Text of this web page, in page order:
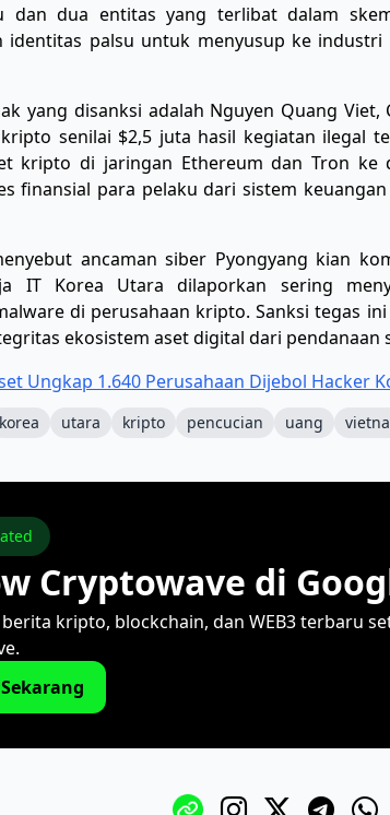
dan dua entitas yang terlibat dalam
identitas palsu untuk menyusup ke
yang disanksi adalah Nguyen Quang
senilai $2,5 juta hasil kegiatan ilegal
kripto di jaringan Ethereum dan Tron
finansial para pelaku dari sistem
ancaman siber Pyongyang kian
IT Korea Utara dilaporkan sering
di perusahaan kripto. Sanksi tegas
ekosistem aset digital dari pendanaan
Ungkap 1.640 Perusahaan Dijebol Hacker
korea utara kripto pencucian uang
Cryptowave di
kripto, blockchain, dan WEB3 terbaru